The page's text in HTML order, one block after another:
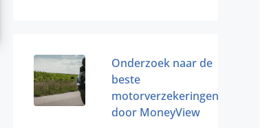
Onderzoek naar de
beste
motorverzekeringen
door MoneyView